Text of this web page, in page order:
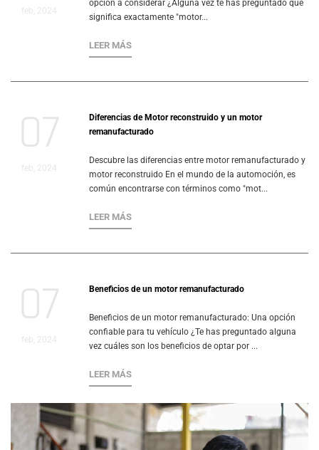
feb, 2024
opción a considerar ¿Alguna vez te has preguntado qué
significa exactamente "motor...
LEER MÁS
07
feb, 2024
Diferencias de Motor reconstruido y un motor
remanufacturado
Descubre las diferencias entre motor remanufacturado y
motor reconstruido En el mundo de la automoción, es
común encontrarse con términos como "mot...
LEER MÁS
07
feb, 2024
Beneficios de un motor remanufacturado
Beneficios de un motor remanufacturado: Una opción
confiable para tu vehículo ¿Te has preguntado alguna
vez cuáles son los beneficios de optar por ...
LEER MÁS